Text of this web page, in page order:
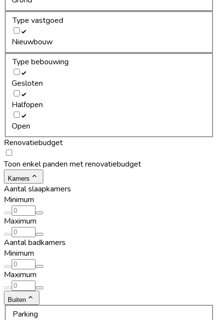
Type vastgoed
Nieuwbouw
Type bebouwing
Gesloten
Halfopen
Open
Renovatiebudget
Toon enkel panden met renovatiebudget
Kamers
Aantal slaapkamers
Minimum
Maximum
Aantal badkamers
Minimum
Maximum
Buiten
Parking